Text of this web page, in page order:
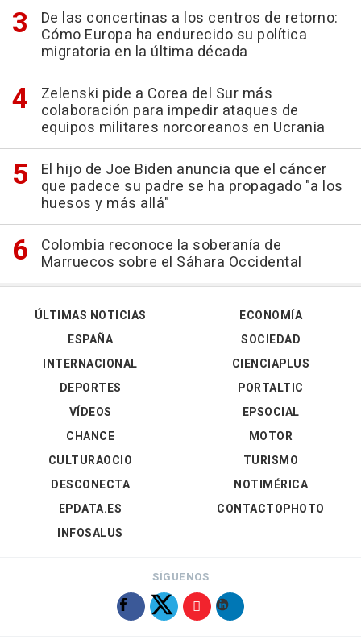
De las concertinas a los centros de retorno:
Cómo Europa ha endurecido su política
migratoria en la última década
Zelenski pide a Corea del Sur más
colaboración para impedir ataques de
equipos militares norcoreanos en Ucrania
El hijo de Joe Biden anuncia que el cáncer
que padece su padre se ha propagado "a los
huesos y más allá"
Colombia reconoce la soberanía de
Marruecos sobre el Sáhara Occidental
ÚLTIMAS NOTICIAS
ESPAÑA
INTERNACIONAL
DEPORTES
VÍDEOS
ECONOMÍA
SOCIEDAD
CIENCIAPLUS
PORTALTIC
EPSOCIAL
CHANCE
CULTURAOCIO
DESCONECTA
EPDATA.ES
INFOSALUS
MOTOR
TURISMO
NOTIMÉRICA
CONTACTOPHOTO
SÍGUENOS